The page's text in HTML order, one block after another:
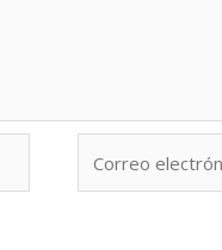
electrónico*